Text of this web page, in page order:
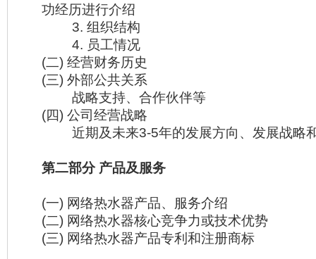
功经历进行介绍
3. 组织结构
4. 员工情况
(二) 经营财务历史
(三) 外部公共关系
战略支持、合作伙伴等
(四) 公司经营战略
近期及未来3-5年的发展方向、发展战略
第二部分 产品及服务
(一) 网络热水器产品、服务介绍
(二) 网络热水器核心竞争力或技术优势
(三) 网络热水器产品专利和注册商标